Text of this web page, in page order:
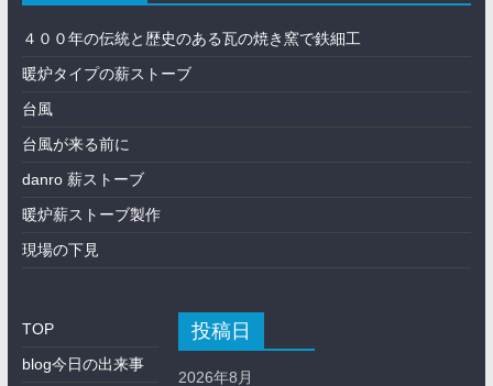
４００年の伝統と歴史のある瓦の焼き窯で鉄細工
暖炉タイプの薪ストーブ
台風
台風が来る前に
danro 薪ストーブ
暖炉薪ストーブ製作
現場の下見
TOP
blog今日の出来事
投稿日
2026年8月